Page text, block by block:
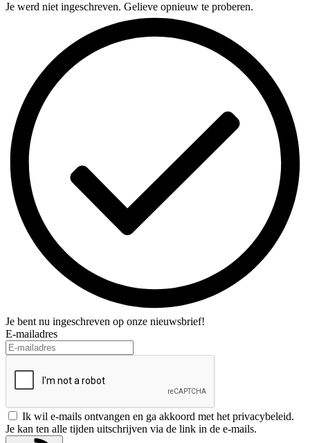
Je werd niet ingeschreven. Gelieve opnieuw te proberen.
Je bent nu ingeschreven op onze nieuwsbrief!
E-mailadres
Ik wil e-mails ontvangen en ga akkoord met het privacybeleid.
Je kan ten alle tijden uitschrijven via de link in de e-mails.